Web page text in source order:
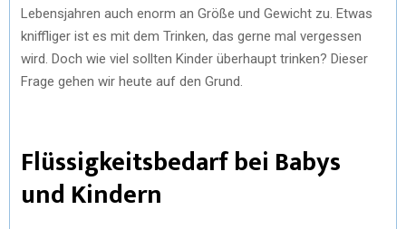
Lebensjahren auch enorm an Größe und Gewicht zu. Etwas
kniffliger ist es mit dem Trinken, das gerne mal vergessen
wird. Doch wie viel sollten Kinder überhaupt trinken? Dieser
Frage gehen wir heute auf den Grund.
Flüssigkeitsbedarf bei Babys
und Kindern